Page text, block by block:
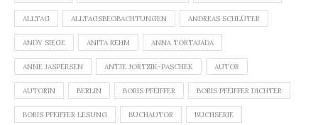
ALLTAG ALLTAGSBEOBACHTUNGEN ANDREAS SCHLÜTER
ANDY SIEGE ANITA REHM ANNA TORTAJADA
ANNE JASPERSEN ANTJE JORTZIK-PASCHEK AUTOR
AUTORIN BERLIN BORIS PFEIFFER BORIS PFEIFFER DICHTER
BORIS PFEIFFER LESUNG BUCHAUTOR BUCHSERIE